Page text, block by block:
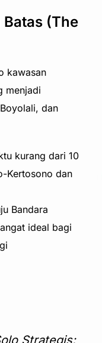
Batas (The
kawasan
menjadi
dan
kurang dari 10
Kertosono dan
Bandara
ideal bagi
Strategis: